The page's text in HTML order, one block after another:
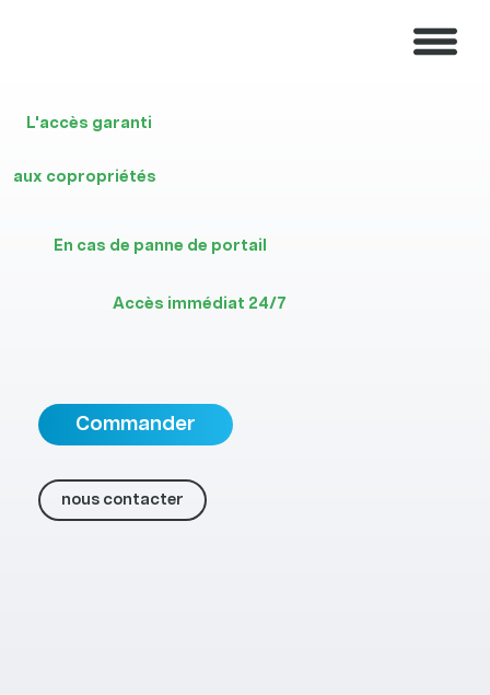
Commander
Accès immédiat 24/7
L'accès garanti
aux copropriétés
En cas de panne de portail
nous contacter